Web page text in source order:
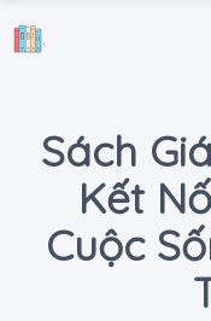
.
Sách
Kết
Cuộc